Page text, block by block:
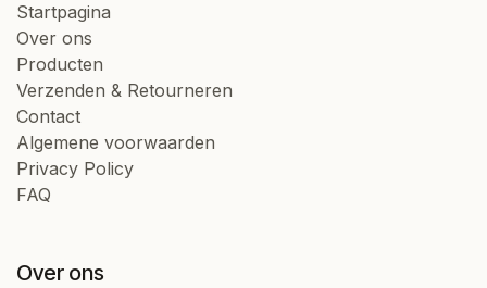
Startpagina
Over ons
Producten
Verzenden & Retourneren
Contact
Algemene voorwaarden
Privacy Policy
FAQ
Over ons